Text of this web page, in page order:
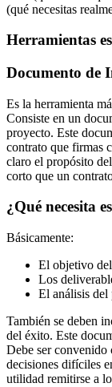
(qué necesitas
Herramientas
Documento de
Es la herramienta
Consiste en un
proyecto. Este
contrato que firmas
claro el propósito
corto que un
¿Qué necesita
Básicamente:
El objetivo
Los
El análisis del
También se deben
del éxito. Este
Debe ser convenido
decisiones difíciles
utilidad remitirse a